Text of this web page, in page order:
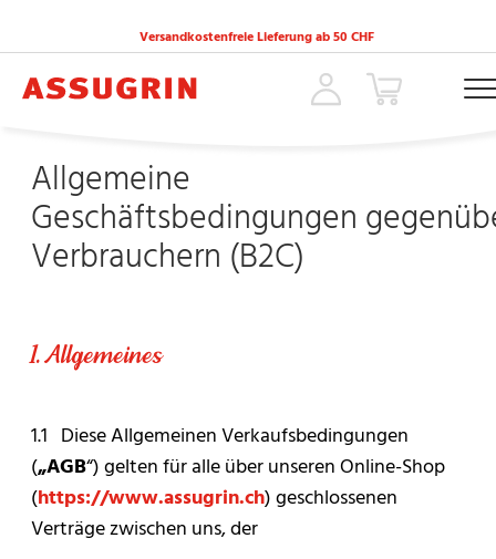
Versandkostenfreie Lieferung ab 50 CHF
ACCUEIL ALLGEMEINE GESCHÄFTSBEDINGUNGEN GEGENÜBER
Allgemeine
Geschäftsbedingungen
Verbrauchern (B2C)
1. Allgemeines
1.1 Diese Allgemeinen Verkaufsbedingungen
(„AGB“) gelten für alle über unseren Online-Shop
(https://www.assugrin.ch) geschlossenen
Verträge zwischen uns, der